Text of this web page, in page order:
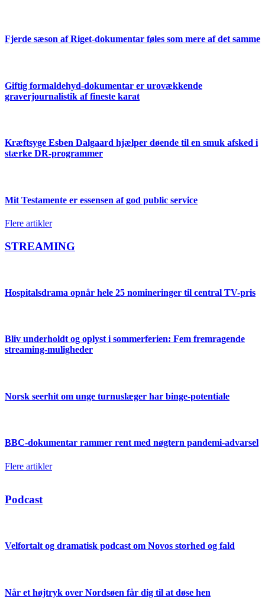
Fjerde sæson af Riget-dokumentar føles som mere af det samme
Giftig formaldehyd-dokumentar er urovækkende
graverjournalistik af fineste karat
Kræftsyge Esben Dalgaard hjælper døende til en smuk afsked i
stærke DR-programmer
Mit Testamente er essensen af god public service
Flere artikler
STREAMING
Hospitalsdrama opnår hele 25 nomineringer til central TV-pris
Bliv underholdt og oplyst i sommerferien: Fem fremragende
streaming-muligheder
Norsk seerhit om unge turnuslæger har binge-potentiale
BBC-dokumentar rammer rent med nøgtern pandemi-advarsel
Flere artikler
Podcast
Velfortalt og dramatisk podcast om Novos storhed og fald
Når et højtryk over Nordsøen får dig til at døse hen